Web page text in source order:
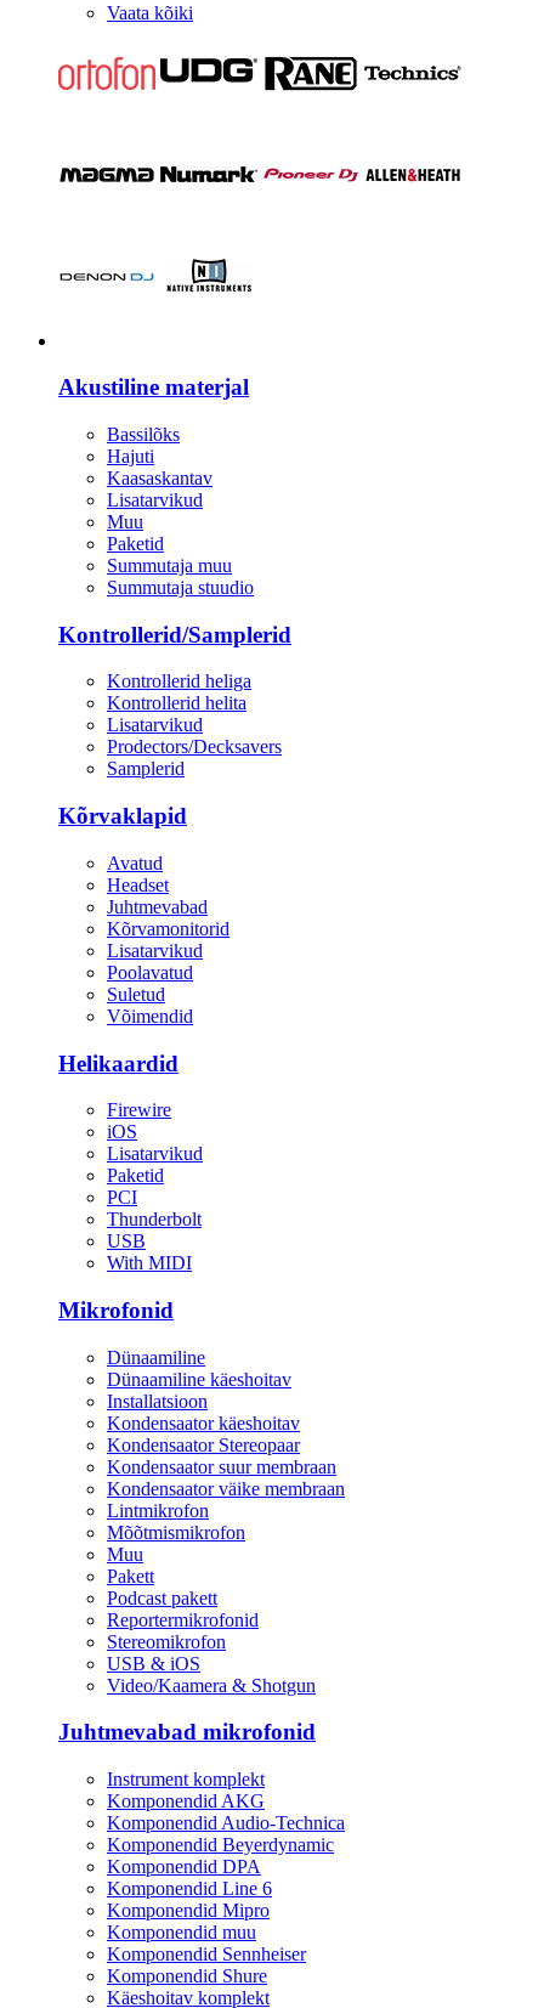
Vaata kõiki
Akustiline materjal
Bassilõks
Hajuti
Kaasaskantav
Lisatarvikud
Muu
Paketid
Summutaja muu
Summutaja stuudio
Kontrollerid/Samplerid
Kontrollerid heliga
Kontrollerid helita
Lisatarvikud
Prodectors/Decksavers
Samplerid
Kõrvaklapid
Avatud
Headset
Juhtmevabad
Kõrvamonitorid
Lisatarvikud
Poolavatud
Suletud
Võimendid
Helikaardid
Firewire
iOS
Lisatarvikud
Paketid
PCI
Thunderbolt
USB
With MIDI
Mikrofonid
Dünaamiline
Dünaamiline käeshoitav
Installatsioon
Kondensaator käeshoitav
Kondensaator Stereopaar
Kondensaator suur membraan
Kondensaator väike membraan
Lintmikrofon
Mõõtmismikrofon
Muu
Pakett
Podcast pakett
Reportermikrofonid
Stereomikrofon
USB & iOS
Video/Kaamera & Shotgun
Juhtmevabad mikrofonid
Instrument komplekt
Komponendid AKG
Komponendid Audio-Technica
Komponendid Beyerdynamic
Komponendid DPA
Komponendid Line 6
Komponendid Mipro
Komponendid muu
Komponendid Sennheiser
Komponendid Shure
Käeshoitav komplekt